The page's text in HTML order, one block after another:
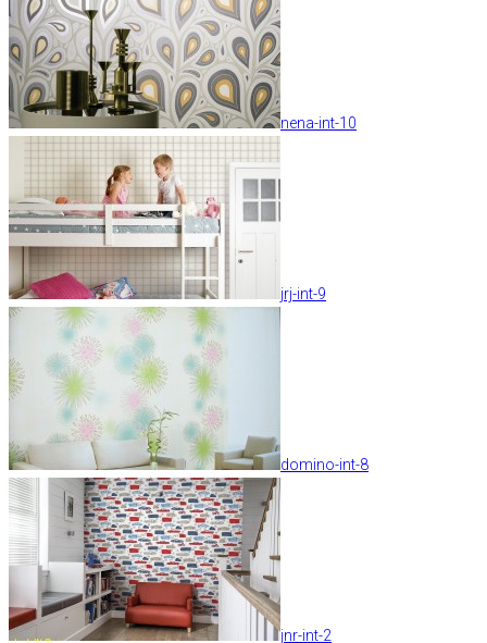
nena-int-10
jrj-int-9
domino-int-8
jnr-int-2